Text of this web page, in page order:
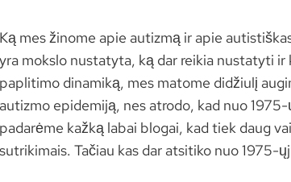
Ką mes žinome apie autizmą ir apie
yra mokslo nustatyta, ką dar reikia nustatyti
paplitimo dinamiką, mes matome didžiulį
autizmo epidemiją, nes atrodo, kad nuo
padarėme kažką labai blogai, kad tiek daug
sutrikimais. Tačiau kas dar atsitiko nuo 1975-